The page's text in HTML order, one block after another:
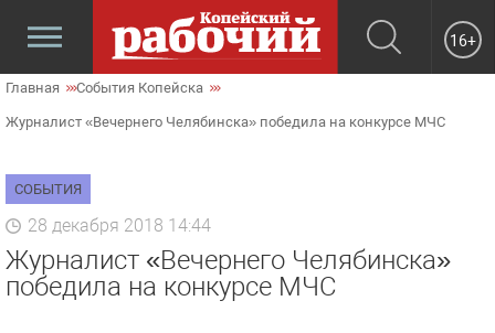
16+
Главная События Копейска
Журналист «Вечернего Челябинска» победила на конкурсе МЧС
СОБЫТИЯ
28 декабря 2018 14:44
Журналист «Вечернего Челябинска»
победила на конкурсе МЧС